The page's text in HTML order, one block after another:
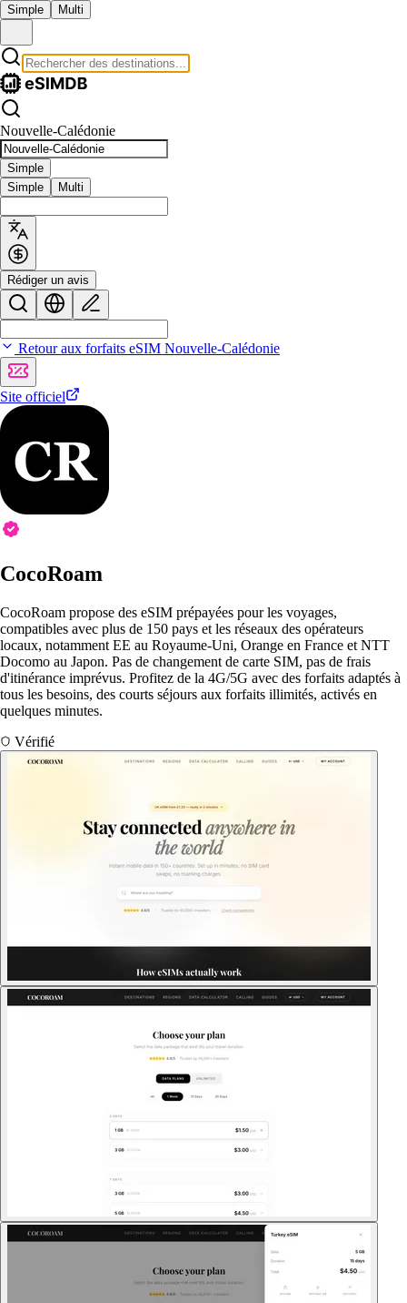
Simple Multi
Nouvelle-Calédonie
Simple
Simple
Multi
Rédiger un avis
Retour aux forfaits eSIM Nouvelle-Calédonie
Site officiel
CocoRoam
CocoRoam propose des eSIM prépayées pour les voyages,
compatibles avec plus de 150 pays et les réseaux des opérateurs
locaux, notamment EE au Royaume-Uni, Orange en France et NTT
Docomo au Japon. Pas de changement de carte SIM, pas de frais
d'itinérance imprévus. Profitez de la 4G/5G avec des forfaits adaptés à
tous les besoins, des courts séjours aux forfaits illimités, activés en
quelques minutes.
Vérifié